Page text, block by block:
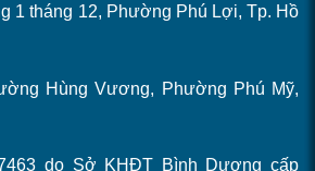
1 tháng 12, Phường Phú Lợi, Tp. Hồ
Hùng Vương, Phường Phú Mỹ,
do Sở KHĐT Bình Dương cấp